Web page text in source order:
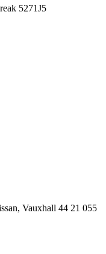
5271J5
Vauxhall 44 21 055